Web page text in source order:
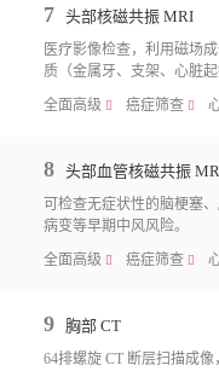
7 头部核磁共振 MRI
医疗影像检查，利用磁场
质（金属牙、支架、心脏
全面高级 􀧙 癌症筛查 􀧙
8 头部血管核磁共振
可检查无症状性的脑梗塞
病变等早期中风风险。
全面高级 􀧙 癌症筛查 􀧙
9 胸部 CT
64排螺旋 CT 断层扫描成